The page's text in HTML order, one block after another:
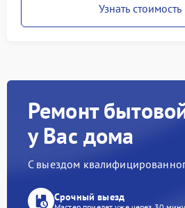
Узнать
Ремонт
у Вас дома
С выездом
Срочный выезд